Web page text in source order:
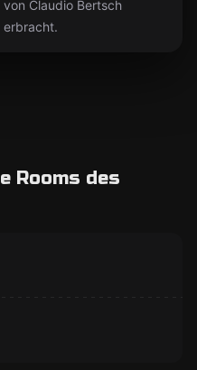
von Claudio Bertsch
erbracht.
Rooms des